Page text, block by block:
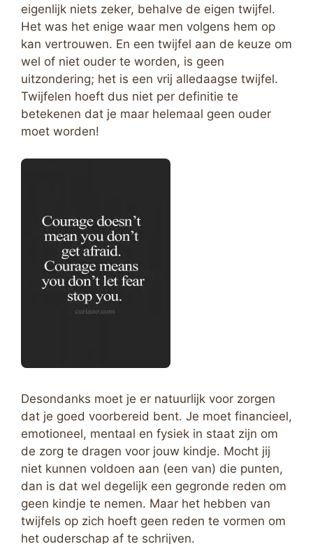
eigenlijk niets zeker, behalve de eigen twijfel.
Het was het enige waar men volgens hem op
kan vertrouwen. En een twijfel aan de keuze om
wel of niet ouder te worden, is geen
uitzondering; het is een vrij alledaagse twijfel.
Twijfelen hoeft dus niet per definitie te
betekenen dat je maar helemaal geen ouder
moet worden!
Desondanks moet je er natuurlijk voor zorgen
dat je goed voorbereid bent. Je moet financieel,
emotioneel, mentaal en fysiek in staat zijn om
de zorg te dragen voor jouw kindje. Mocht jij
niet kunnen voldoen aan (een van) die punten,
dan is dat wel degelijk een gegronde reden om
geen kindje te nemen. Maar het hebben van
twijfels op zich hoeft geen reden te vormen om
het ouderschap af te schrijven.